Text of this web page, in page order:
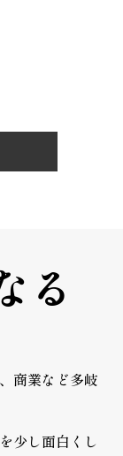
る
商業など多岐
少し面白くし